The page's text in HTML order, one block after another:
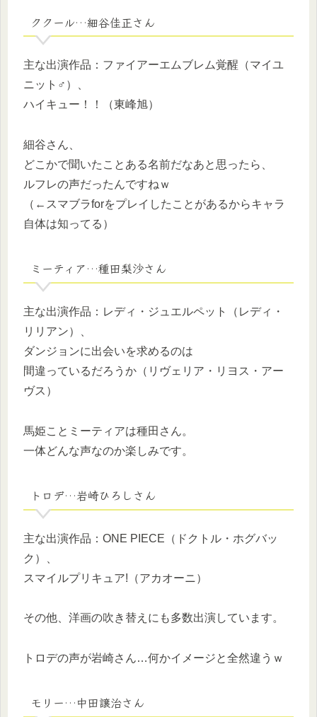
ククール…細谷佳正さん
主な出演作品：ファイアーエムブレム覚醒（マイユ
ニット♂）、
ハイキュー！！（東峰旭）
細谷さん、
どこかで聞いたことある名前だなあと思ったら、
ルフレの声だったんですねｗ
（←スマブラforをプレイしたことがあるからキャラ
自体は知ってる）
ミーティア…種田梨沙さん
主な出演作品：レディ・ジュエルペット（レディ・
リリアン）、
ダンジョンに出会いを求めるのは
間違っているだろうか（リヴェリア・リヨス・アー
ヴス）
馬姫ことミーティアは種田さん。
一体どんな声なのか楽しみです。
トロデ…岩崎ひろしさん
主な出演作品：ONE PIECE（ドクトル・ホグバッ
ク）、
スマイルプリキュア!（アカオーニ）
その他、洋画の吹き替えにも多数出演しています。
トロデの声が岩崎さん…何かイメージと全然違うｗ
モリー…中田譲治さん